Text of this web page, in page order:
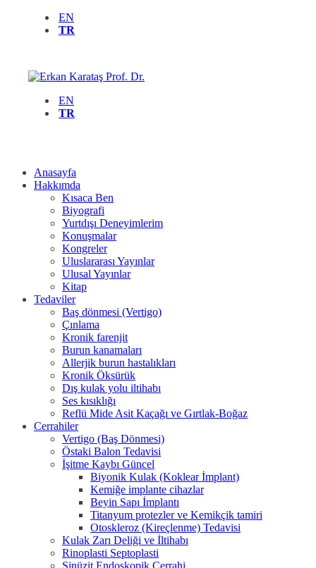
EN
TR
EN
TR
Anasayfa
Hakkımda
Kısaca Ben
Biyografi
Yurtdışı Deneyimlerim
Konuşmalar
Kongreler
Uluslararası Yayınlar
Ulusal Yayınlar
Kitap
Tedaviler
Baş dönmesi (Vertigo)
Çınlama
Kronik farenjit
Burun kanamaları
Allerjik burun hastalıkları
Kronik Öksürük
Dış kulak yolu iltihabı
Ses kısıklığı
Reflü Mide Asit Kaçağı ve Gırtlak-Boğaz
Cerrahiler
Vertigo (Baş Dönmesi)
Östaki Balon Tedavisi
İşitme Kaybı Güncel
Biyonik Kulak (Koklear İmplant)
Kemiğe implante cihazlar
Beyin Sapı İmplantı
Titanyum protezler ve Kemikçik tamiri
Otoskleroz (Kireçlenme) Tedavisi
Kulak Zarı Deliği ve İltihabı
Rinoplasti Septoplasti
Sinüzit Endoskopik Cerrahi